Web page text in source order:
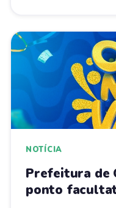
NOTÍCIA
Prefeitura de
ponto